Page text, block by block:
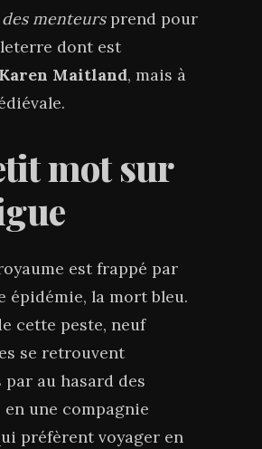
menteursprend pour
dont est
Karen Maitland, mais à
mot sur
est frappé par
épidémie, la mort bleu.
cette peste, neuf
se retrouvent
par au hasard des
une compagnie
préfèrent voyager en